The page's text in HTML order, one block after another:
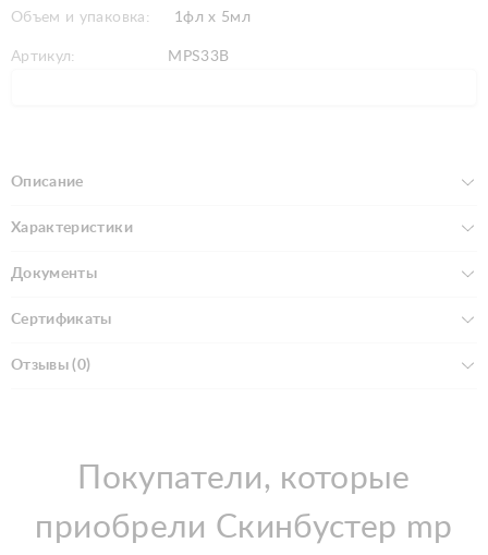
Объем и упаковка:
1фл х 5мл
Артикул: MPS33B
Описание
Характеристики
Документы
Сертификаты
Отзывы (0)
Покупатели, которые
приобрели Скинбустер mp